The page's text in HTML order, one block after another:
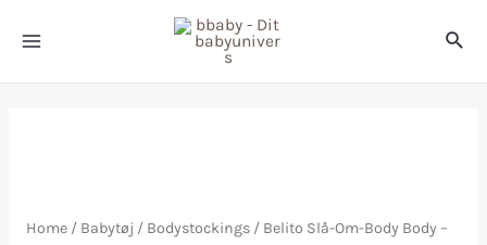
Home/ Babytøj / Bodystockings/ Belito Slå-Om-Body Body –